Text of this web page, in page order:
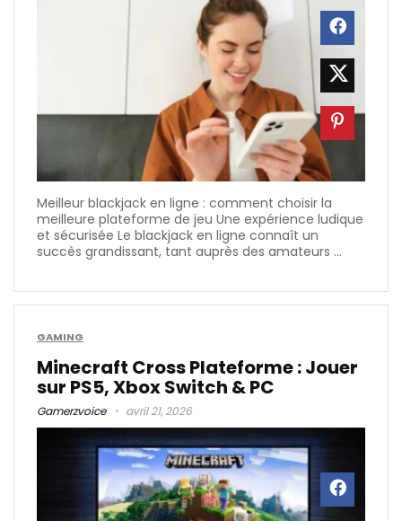
Meilleur blackjack en ligne : comment choisir la
meilleure plateforme de jeu Une expérience ludique
et sécurisée Le blackjack en ligne connaît un
succès grandissant, tant auprès des amateurs ...
GAMING
Minecraft Cross Plateforme : Jouer
sur PS5, Xbox Switch & PC
Gamerzvoice avril 21, 2026